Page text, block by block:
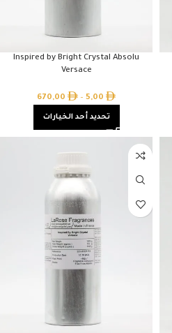
Inspired by Bright Crystal Absolu
Versace
5,00
–
670,00
تحديد أحد الخيارات